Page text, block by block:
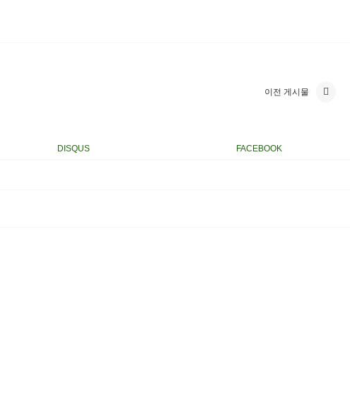
이전 게시물
DISQUS FACEBOOK